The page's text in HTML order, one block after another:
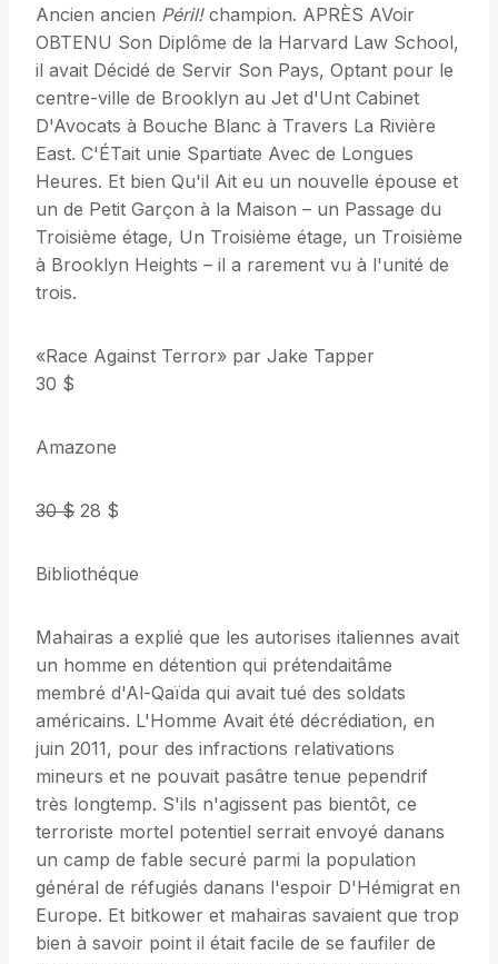
Ancien ancien Péril!champion. APRÈS AVoir
OBTENU Son Diplôme de la Harvard Law School,
il avait Décidé de Servir Son Pays, Optant pour le
centre-ville de Brooklyn au Jet d'Unt Cabinet
D'Avocats à Bouche Blanc à Travers La Rivière
East. C'ÉTait unie Spartiate Avec de Longues
Heures. Et bien Qu'il Ait eu un nouvelle épouse et
un de Petit Garçon à la Maison – un Passage du
Troisième étage, Un Troisième étage, un Troisième
à Brooklyn Heights – il a rarement vu à l'unité de
trois.
«Race Against Terror» par Jake Tapper
30 $
Amazone
30 $ 28 $
Bibliothéque
Mahairas a explié que les autorises italiennes avait
un homme en détention qui prétendaitâme
membré d'Al-Qaïda qui avait tué des soldats
américains. L'Homme Avait été décrédiation, en
juin 2011, pour des infractions relativations
mineurs et ne pouvait pasâtre tenue pependrif
très longtemp. S'ils n'agissent pas bientôt, ce
terroriste mortel potentiel serrait envoyé danans
un camp de fable securé parmi la population
général de réfugiés danans l'espoir D'Hémigrat en
Europe. Et bitkower et mahairas savaient que trop
bien à savoir point il était facile de se faufiler de